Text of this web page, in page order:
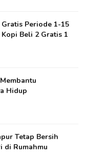
Periode 1-15
Beli 2 Gratis 1
Hidup
Tetap Bersih
di Rumahmu